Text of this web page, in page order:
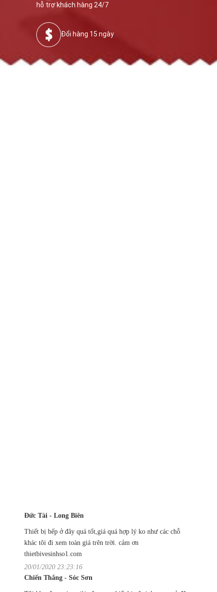
hỗ trợ khách hàng 24/7
Đổi hàng 15 ngày
Đức Tài - Long Biên
Thiết bị bếp ở đây quá tốt,giá quá hợp lý ko như các chỗ
khác tôi đi xem toàn giá trên trời. cảm ơn
thietbivesinhso1.com
20/01/2020 23:23:16
Chiến Thắng - Sóc Sơn